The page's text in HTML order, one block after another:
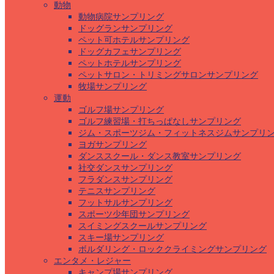
動物
動物病院サンプリング
ドッグランサンプリング
ペット可ホテルサンプリング
ドッグカフェサンプリング
ペットホテルサンプリング
ペットサロン・トリミングサロンサンプリング
牧場サンプリング
運動
ゴルフ場サンプリング
ゴルフ練習場・打ちっぱなしサンプリング
ジム・スポーツジム・フィットネスジムサンプリ
ヨガサンプリング
ダンススクール・ダンス教室サンプリング
社交ダンスサンプリング
フラダンスサンプリング
テニスサンプリング
フットサルサンプリング
スポーツ少年団サンプリング
スイミングスクールサンプリング
スキー場サンプリング
ボルダリング・ロッククライミングサンプリング
エンタメ・レジャー